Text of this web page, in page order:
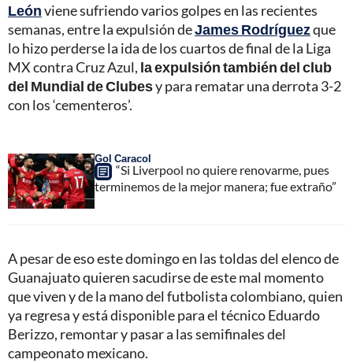
Leónviene sufriendo varios golpes en las recientes
semanas, entre la expulsión deJames Rodríguezque
lo hizo perderse la ida de los cuartos de final de la Liga
MX contra Cruz Azul, la expulsión también del club
del Mundial de Clubesy para rematar una derrota 3-2
con los ‘cementeros’.
Gol Caracol
“Si Liverpool no quiere renovarme, pues
terminemos de la mejor manera; fue extraño”
A pesar de eso este domingo en las toldas del elenco de
Guanajuato quieren sacudirse de este mal momento
que viven y de la mano del futbolista colombiano, quien
ya regresa y está disponible para el técnico Eduardo
Berizzo, remontar y pasar a las semifinales del
campeonato mexicano.